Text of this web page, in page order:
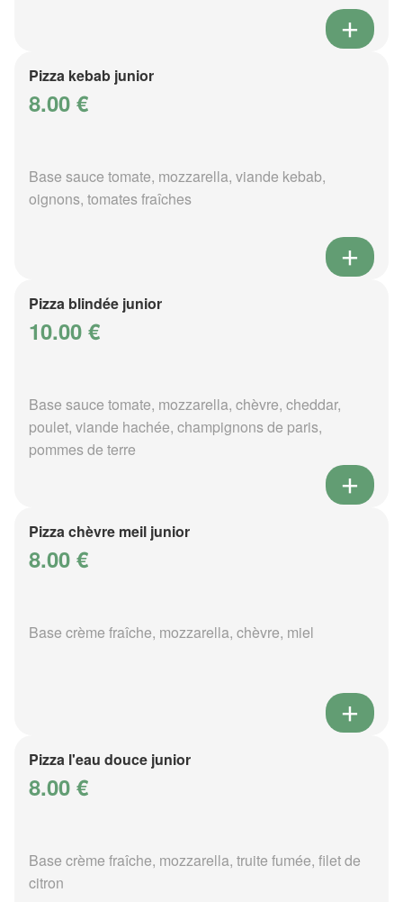
Pizza kebab junior
8.00 €
Base sauce tomate, mozzarella, viande kebab,
oignons, tomates fraîches
Pizza blindée junior
10.00 €
Base sauce tomate, mozzarella, chèvre, cheddar,
poulet, viande hachée, champignons de paris,
pommes de terre
Pizza chèvre meil junior
8.00 €
Base crème fraîche, mozzarella, chèvre, miel
Pizza l'eau douce junior
8.00 €
Base crème fraîche, mozzarella, truite fumée, filet de
citron